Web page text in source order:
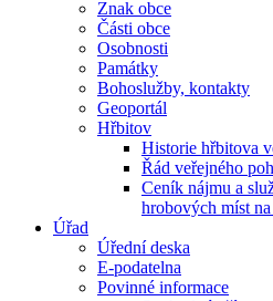
Znak obce
Části obce
Osobnosti
Památky
Bohoslužby, kontakty
Geoportál
Hřbitov
Historie hřbitova
Řád veřejného
Ceník nájmu a
hrobových míst
Úřad
Úřední deska
E-podatelna
Povinné informace